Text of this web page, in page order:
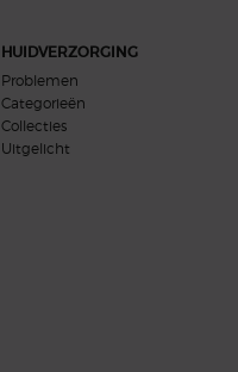
HUIDVERZORGING
Problemen
Categorieën
Collecties
Uitgelicht